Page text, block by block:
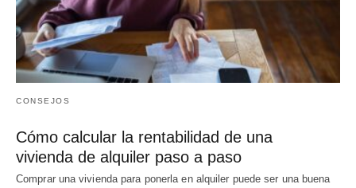
CONSEJOS
Cómo calcular la rentabilidad de una
vivienda de alquiler paso a paso
Comprar una vivienda para ponerla en alquiler puede ser una buena